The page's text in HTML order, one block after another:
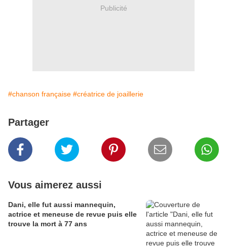
Publicité
#chanson française #créatrice de joaillerie
Partager
Vous aimerez aussi
Dani, elle fut aussi mannequin,
actrice et meneuse de revue puis elle
trouve la mort à 77 ans